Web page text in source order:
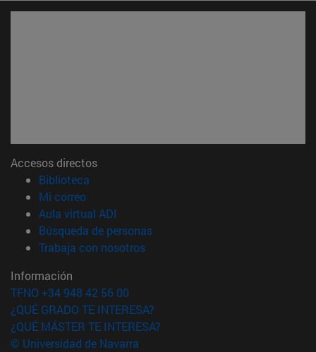
Accesos directos
Biblioteca
Mi correo(abre en nueva ventana)
Aula virtual ADI
Búsqueda de personas(abre en nueva ventana)
Trabaja con nosotros(abre en nueva ventana)
Información
TFNO +34 948 42 56 00
¿QUÉ GRADO TE INTERESA?
¿QUÉ MÁSTER TE INTERESA?
© Universidad de Navarra